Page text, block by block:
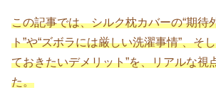
この記事では、シルク枕カバーの“期待
ト”や“ズボラには厳しい洗濯事情”、そ
ておきたいデメリット”を、リアルな視
た。